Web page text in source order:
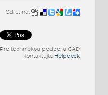
Sdílet na:
Pro technickou podporu CAD
kontaktujte Helpdesk